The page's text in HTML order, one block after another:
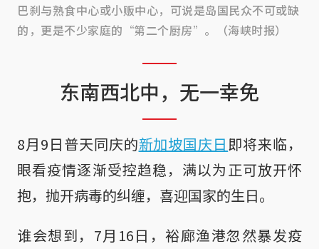
巴刹与熟食中心或小贩中心，可说是岛国民众不可或缺
的，更是不少家庭的“第二个厨房”。（海峡时报）
东南西北中，无一幸免
8月9日普天同庆的新加坡国庆日 即将来临，
眼看疫情逐渐受控趋稳，满以为正可放开怀
抱，抛开病毒的纠缠，喜迎国家的生日。
谁会想到，7月16日，裕廊渔港忽然暴发疫